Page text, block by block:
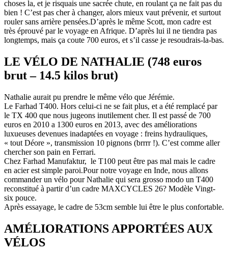
choses la, et je risquais une sacrée chute, en roulant ça ne fait pas du
bien ! C’est pas cher à changer, alors mieux vaut prévenir, et surtout
rouler sans arrière pensées.D’après le même Scott, mon cadre est
très éprouvé par le voyage en Afrique. D’après lui il ne tiendra pas
longtemps, mais ça coute 700 euros, et s’il casse je resoudrais-la-bas.
LE VÉLO DE NATHALIE (748 euros
brut – 14.5 kilos brut)
Nathalie aurait pu prendre le même vélo que Jérémie.
Le Farhad T400. Hors celui-ci ne se fait plus, et a été remplacé par
le TX 400 que nous jugeons inutilement cher. Il est passé de 700
euros en 2010 a 1300 euros en 2013, avec des améliorations
luxueuses devenues inadaptées en voyage : freins hydrauliques,
« tout Déore », transmission 10 pignons (brrrr !). C’est comme aller
chercher son pain en Ferrari.
Chez Farhad Manufaktur, le T100 peut être pas mal mais le cadre
en acier est simple paroi.Pour notre voyage en Inde, nous allons
commander un vélo pour Nathalie qui sera grosso modo un T400
reconstitué à partir d’un cadre MAXCYCLES 26? Modèle Vingt-
six pouce.
Après essayage, le cadre de 53cm semble lui être le plus confortable.
AMÉLIORATIONS APPORTÉES AUX
VÉLOS